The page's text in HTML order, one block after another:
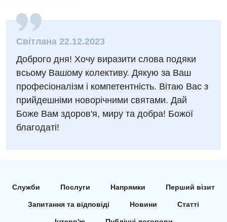
Інтернатура
Програма лояльності
Відгуки
Відео
Ангіографічні дослідження
Ендоскопічне відділення
Інструментальна діагностика
Комп’ютерна томографія
Магнітно-резонансна томографія
Рентгенографія
Відділ госпіталізації
Відділення кардіосудинної патології та неврології
Відділення невідкладних станів
Відділення інтенсивної терапії
Гінекологічне відділення
Онкологічне відділлення
Національний скринінг здоров’я 40+
Українська
Світлана 22.12.2023
Доброго дня! Хочу виразити слова подяки
всьому Вашому колективу. Дякую за Ваш
професіоналізм і компетентність. Вітаю Вас з
прийдешніми новорічними святами. Дай
Боже Вам здоров'я, миру та добра! Божої
благодаті!
Служби Послуги Напрямки Перший візит
Запитання та відповіді Новини Статті